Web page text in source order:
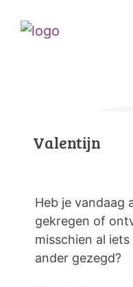
Valentijn
Heb je vandaag
gekregen of
misschien al
ander gezegd?